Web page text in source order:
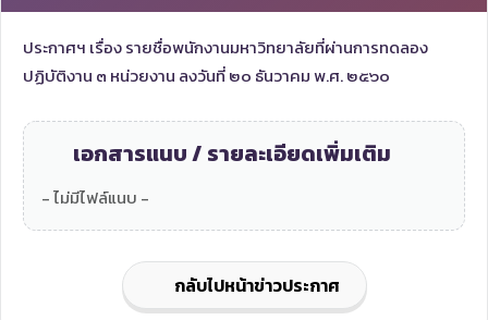
ประกาศฯ เรื่อง รายชื่อพนักงานมหาวิทยาลัยที่ผ่านการทดลอง
ปฏิบัติงาน ๓ หน่วยงาน ลงวันที่ ๒๐ ธันวาคม พ.ศ. ๒๕๖๐
เอกสารแนบ / รายละเอียดเพิ่มเติม
- ไม่มีไฟล์แนบ -
กลับไปหน้าข่าวประกาศ